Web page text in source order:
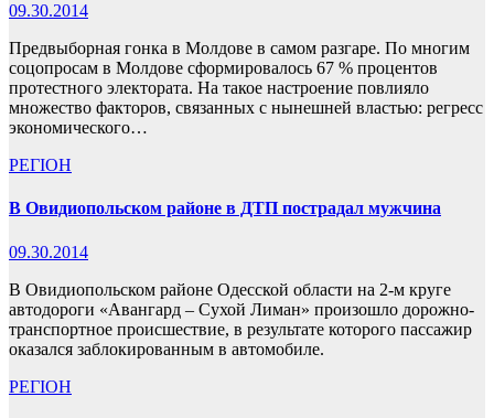
09.30.2014
Предвыборная гонка в Молдове в самом разгаре. По многим
соцопросам в Молдове сформировалось 67 % процентов
протестного электората. На такое настроение повлияло
множество факторов, связанных с нынешней властью: регресс
экономического…
РЕГІОН
В Овидиопольском районе в ДТП пострадал мужчина
09.30.2014
В Овидиопольском районе Одесской области на 2-м круге
автодороги «Авангард – Сухой Лиман» произошло дорожно-
транспортное происшествие, в результате которого пассажир
оказался заблокированным в автомобиле.
РЕГІОН